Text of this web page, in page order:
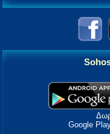
Google